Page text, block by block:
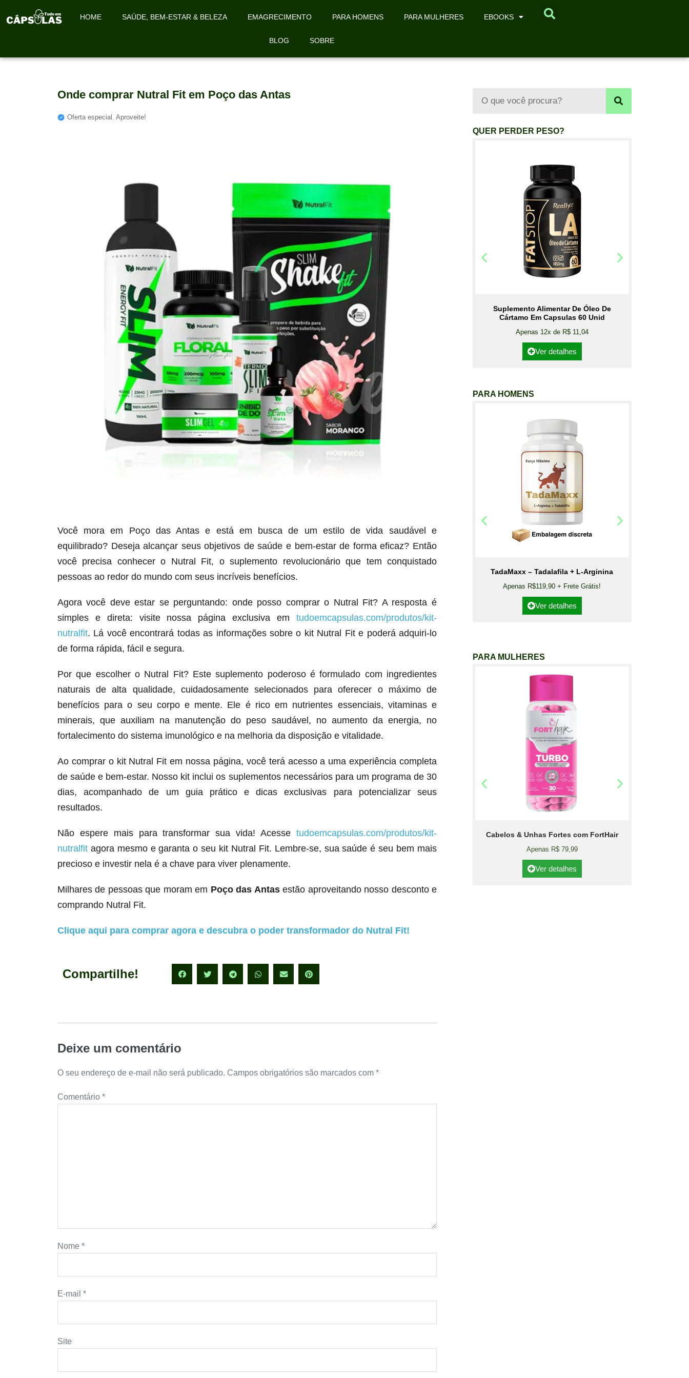
HOME SAÚDE, BEM-ESTAR & BELEZA EMAGRECIMENTO PARA HOMENS PARA MULHERES EBOOKS
BLOG SOBRE
Onde comprar Nutral Fit em Poço das Antas
Oferta especial. Aproveite!
Você mora em Poço das Antas e está em busca de um estilo de vida saudável e
equilibrado? Deseja alcançar seus objetivos de saúde e bem-estar de forma eficaz? Então
você precisa conhecer o Nutral Fit, o suplemento revolucionário que tem conquistado
pessoas ao redor do mundo com seus incríveis benefícios.
Agora você deve estar se perguntando: onde posso comprar o Nutral Fit? A resposta é
simples e direta: visite nossa página exclusiva em tudoemcapsulas.com/produtos/kit-
nutralfit. Lá você encontrará todas as informações sobre o kit Nutral Fit e poderá adquiri-lo
de forma rápida, fácil e segura.
Por que escolher o Nutral Fit? Este suplemento poderoso é formulado com ingredientes
naturais de alta qualidade, cuidadosamente selecionados para oferecer o máximo de
benefícios para o seu corpo e mente. Ele é rico em nutrientes essenciais, vitaminas e
minerais, que auxiliam na manutenção do peso saudável, no aumento da energia, no
fortalecimento do sistema imunológico e na melhoria da disposição e vitalidade.
Ao comprar o kit Nutral Fit em nossa página, você terá acesso a uma experiência completa
de saúde e bem-estar. Nosso kit inclui os suplementos necessários para um programa de 30
dias, acompanhado de um guia prático e dicas exclusivas para potencializar seus
resultados.
Não espere mais para transformar sua vida! Acesse tudoemcapsulas.com/produtos/kit-
nutralfit agora mesmo e garanta o seu kit Nutral Fit. Lembre-se, sua saúde é seu bem mais
precioso e investir nela é a chave para viver plenamente.
Milhares de pessoas que moram em Poço das Antasestão aproveitando nosso desconto e
comprando Nutral Fit.
Clique aqui para comprar agora e descubra o poder transformador do Nutral Fit!
Compartilhe!
Deixe um comentário
O seu endereço de e-mail não será publicado. Campos obrigatórios são marcados com *
Comentário *
Nome *
E-mail *
Site
QUER PERDER PESO?
Seca Já Detox – O Fim da gordura
localizada
Apenas 12x de R$19,78
Ver detalhes
Suplemento Alimentar De Óleo De
Cártamo Em Capsulas 60 Unid
Apenas 12x de R$ 11,04
Ver detalhes
PARA HOMENS
Ver detalhes
TadaMaxx – Tadalafila + L-Arginina
Apenas R$119,90 + Frete Grátis!
Ver detalhes
PARA MULHERES
Melt Hair para cabelo, pele e unhas!
Apenas até 12X R$ 12,95
Cabelos & Unhas Fortes com FortHair
Apenas R$ 79,99
Ver detalhes